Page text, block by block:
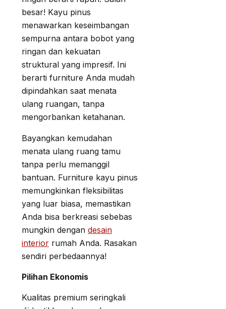
besar! Kayu pinus
menawarkan keseimbangan
sempurna antara bobot yang
ringan dan kekuatan
struktural yang impresif. Ini
berarti furniture Anda mudah
dipindahkan saat menata
ulang ruangan, tanpa
mengorbankan ketahanan.
Bayangkan kemudahan
menata ulang ruang tamu
tanpa perlu memanggil
bantuan. Furniture kayu pinus
memungkinkan fleksibilitas
yang luar biasa, memastikan
Anda bisa berkreasi sebebas
mungkin dengan desain
interior rumah Anda. Rasakan
sendiri perbedaannya!
Pilihan Ekonomis
Kualitas premium seringkali